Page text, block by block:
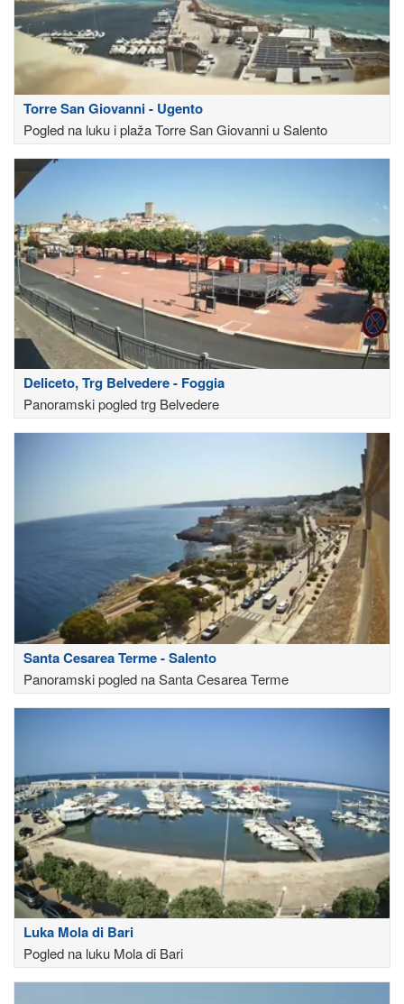
Torre San Giovanni - Ugento
Pogled na luku i plaža Torre San Giovanni u Salento
Deliceto, Trg Belvedere - Foggia
Panoramski pogled trg Belvedere
Santa Cesarea Terme - Salento
Panoramski pogled na Santa Cesarea Terme
Luka Mola di Bari
Pogled na luku Mola di Bari